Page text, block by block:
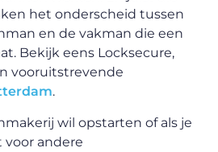
het onderscheid tussen
en de vakman die een
Bekijk eens Locksecure,
vooruitstrevende
.
wil opstarten of als je
andere